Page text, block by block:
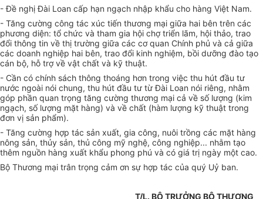
- Đề nghị Đài Loan cấp hạn ngạch nhập khẩu cho hàng Việt Nam.
- Tăng cường công tác xúc tiến thương mại giữa hai bên trên các
phương diện: tổ chức và tham gia hội chợ triển lãm, hội thảo, trao
đổi thông tin về thị trường giữa các cơ quan Chính phủ và cả giữa
các doanh nghiệp hai bên, trao đổi kinh nghiệm, bồi dưỡng đào tạo
cán bộ, hỗ trợ về vật chất và kỹ thuật.
- Cần có chính sách thông thoáng hơn trong việc thu hút đầu tư
nước ngoài nói chung, thu hút đầu tư từ Đài Loan nói riêng, nhằm
góp phần quan trọng tăng cường thương mại cả về số lượng (kim
ngạch, số lượng mặt hàng) và về chất (hàm lượng kỹ thuật trong
đơn vị sản phẩm).
- Tăng cường hợp tác sản xuất, gia công, nuôi trồng các mặt hàng
nông sản, thủy sản, thủ công mỹ nghệ, công nghiệp... nhằm tạo
thêm nguồn hàng xuất khẩu phong phú và có giá trị ngày một cao.
Bộ Thương mại trân trọng cảm ơn sự hợp tác của quý Uỷ ban.
T/L. BỘ TRƯỞNG BỘ THƯƠNG